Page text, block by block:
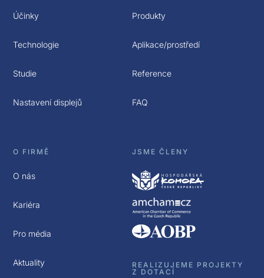
Účinky
Technologie
Studie
Nastavení displejů
Produkty
Aplikace/prostředí
Reference
FAQ
O FIRMĚ
O nás
Kariéra
Pro média
Aktuality
JSME ČLENY
REALIZUJEME PROJEKTY
Z DOTACÍ